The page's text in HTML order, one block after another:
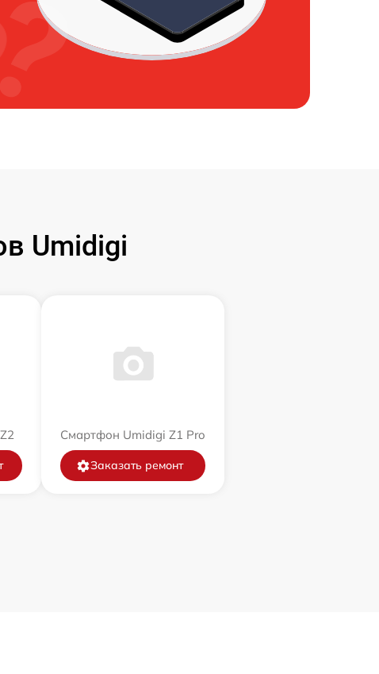
Umidigi
Смартфон Umidigi Z1 Pro
Заказать ремонт